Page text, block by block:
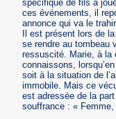
spécifique de fils à
ces événements, il
annonce qui va le
Il est présent lors de
se rendre au tombeau
ressuscité. Marie, à la
connaissons,
soit à la situation de
immobile. Mais ce
est adressée de la
souffrance : «